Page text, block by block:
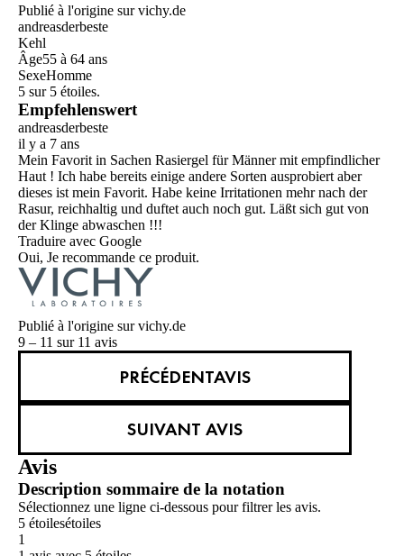
Publié à l'origine sur vichy.de
andreasderbeste
Kehl
Âge55 à 64 ans
SexeHomme
5 sur 5 étoiles.
Empfehlenswert
andreasderbeste
il y a 7 ans
Mein Favorit in Sachen Rasiergel für Männer mit empfindlicher
Haut ! Ich habe bereits einige andere Sorten ausprobiert aber
dieses ist mein Favorit. Habe keine Irritationen mehr nach der
Rasur, reichhaltig und duftet auch noch gut. Läßt sich gut von
der Klinge abwaschen !!!
Traduire avec Google
Oui, Je recommande ce produit.
Publié à l'origine sur vichy.de
9 – 11 sur 11 avis
PRÉCÉDENTAVIS
SUIVANT AVIS
Avis
Description sommaire de la notation
Sélectionnez une ligne ci-dessous pour filtrer les avis.
5 étoilesétoiles
1